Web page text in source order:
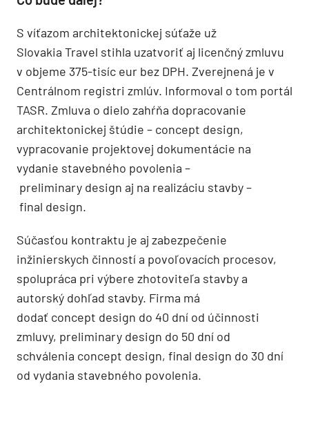
S víťazom architektonickej súťaže už
Slovakia Travel stihla uzatvoriť aj licenčný zmluvu
v objeme 375-tisíc eur bez DPH. Zverejnená je v
Centrálnom registri zmlúv. Informoval o tom portál
TASR. Zmluva o dielo zahŕňa dopracovanie
architektonickej štúdie – concept design,
vypracovanie projektovej dokumentácie na
vydanie stavebného povolenia –
preliminary design aj na realizáciu stavby –
final design.
Súčasťou kontraktu je aj zabezpečenie
inžinierskych činností a povoľovacích procesov,
spolupráca pri výbere zhotoviteľa stavby a
autorský dohľad stavby. Firma má
dodať concept design do 40 dní od účinnosti
zmluvy, preliminary design do 50 dní od
schválenia concept design, final design do 30 dní
od vydania stavebného povolenia.